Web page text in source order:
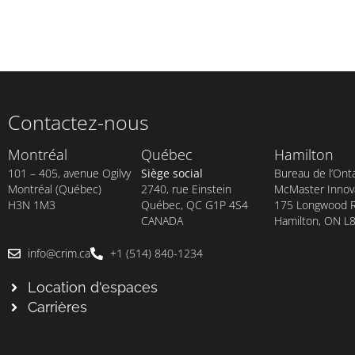
Contactez-nous
Montréal
101 – 405, avenue Ogilvy
Montréal (Québec)
H3N 1M3
Québec
Siège social
2740, rue Einstein
Québec, QC G1P 4S4
CANADA
Hamilton
Bureau de
McMaster
175 Longwood
Hamilton, ON
info@crim.ca +1 (514) 840-1234
Location d'espaces
Carrières